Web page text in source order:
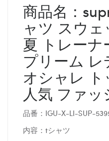
商品名：
ャツ スウ
夏 トレーナ
プリーム
オシャレ ト
人気 ファッ
品番：IGU-X-LI-SUP-
内容：tシャツ